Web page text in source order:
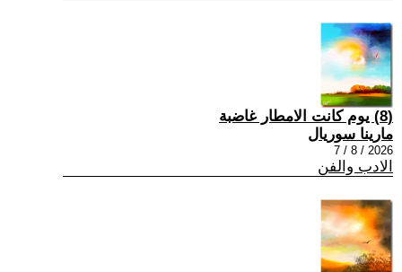
(8) يوم كانت الامطار غاضبة
مارينا سوريال
2026 / 8 / 7
الادب والفن